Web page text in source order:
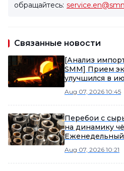
обращайтесь:
Связанные новости
[Анализ
SMM] Прием
улучшился в
Aug 07, 2026 10:45
Перебои с
на динамику
Aug 07, 2026 10:21